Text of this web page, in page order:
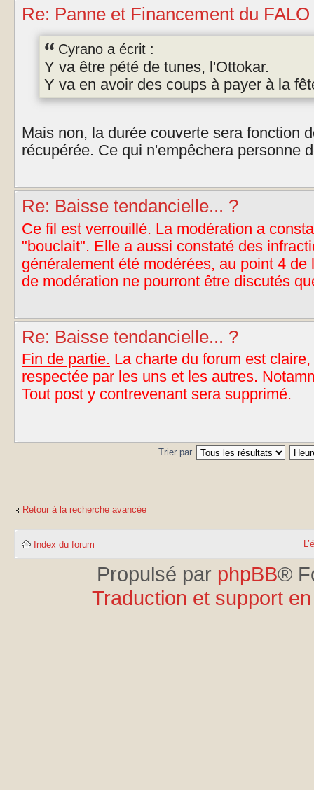
Re: Panne et Financement du FALO
Cyrano a écrit :
Y va être pété de tunes, l'Ottokar.
Y va en avoir des coups à payer à la
Mais non, la durée couverte sera fonction
récupérée. Ce qui n'empêchera personne
Re: Baisse tendancielle... ?
Ce fil est verrouillé. La modération a
"bouclait". Elle a aussi constaté des
généralement été modérées, au point 4
de modération ne pourront être discutés
Re: Baisse tendancielle... ?
Fin de partie. La charte du forum est
respectée par les uns et les autres.
Tout post y contrevenant sera supprimé.
Trier par
Retour à la recherche avancée
Index du forum
Propulsé par phpBB®
Traduction et support